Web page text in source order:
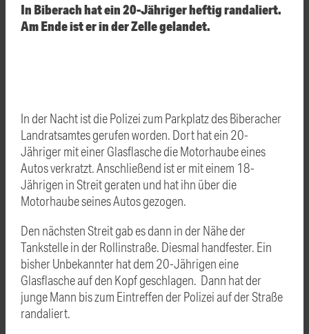
In Biberach hat ein 20-Jähriger heftig randaliert.
Am Ende ist er in der Zelle gelandet.
In der Nacht ist die Polizei zum Parkplatz des Biberacher
Landratsamtes gerufen worden. Dort hat ein 20-
Jähriger mit einer Glasflasche die Motorhaube eines
Autos verkratzt. Anschließend ist er mit einem 18-
Jährigen in Streit geraten und hat ihn über die
Motorhaube seines Autos gezogen.
Den nächsten Streit gab es dann in der Nähe der
Tankstelle in der Rollinstraße. Diesmal handfester. Ein
bisher Unbekannter hat dem 20-Jährigen eine
Glasflasche auf den Kopf geschlagen. Dann hat der
junge Mann bis zum Eintreffen der Polizei auf der Straße
randaliert.